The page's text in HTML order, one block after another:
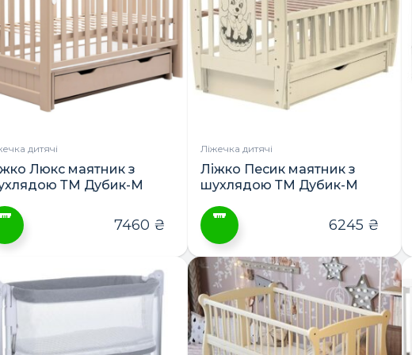
Параметри
можна
вибрати
на
сторінці
товару
дитячі
Люкс маятник з
ТМ Дубик-М
7460 ₴
Ліжечка дитячі
Ліжко Песик маятник з
шухлядою ТМ Дубик-М
товар
має
кілька
варіантів.
Параметри
6245 ₴